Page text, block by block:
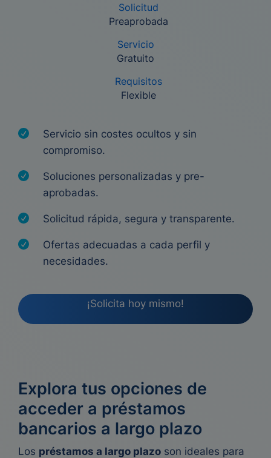
Solicitud
Preaprobada
Servicio
Gratuito
Requisitos
Flexible
Servicio sin costes ocultos y sin
compromiso.
Soluciones personalizadas y pre-
aprobadas.
Solicitud rápida, segura y transparente.
Ofertas adecuadas a cada perfil y
necesidades.
¡Solicita hoy mismo!
Explora tus opciones de
acceder a préstamos
bancarios a largo plazo
Los préstamos a largo plazo son ideales para